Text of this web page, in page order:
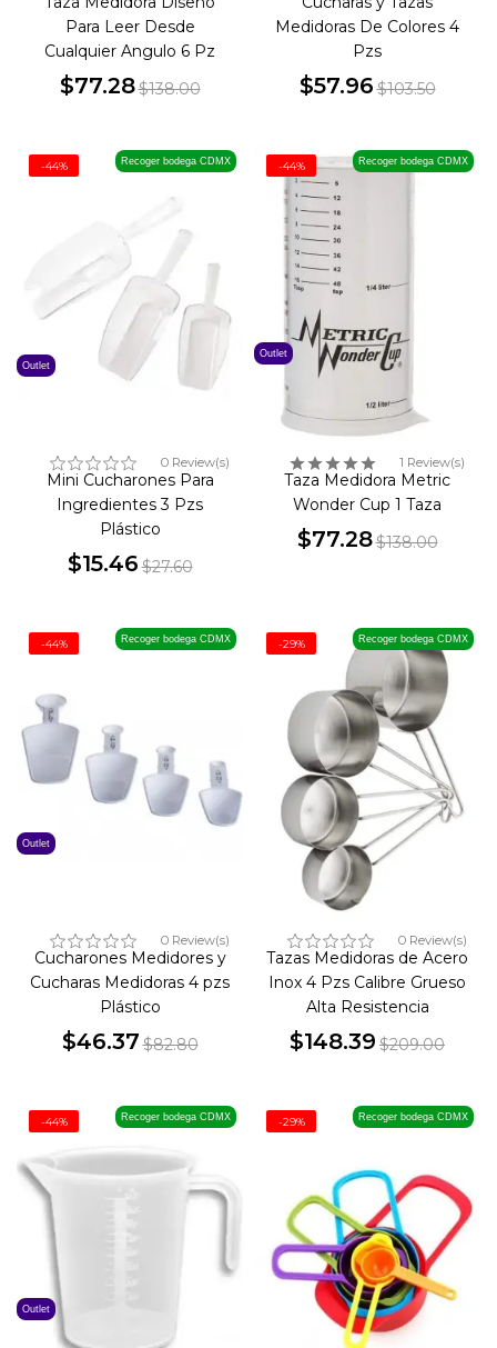
Para Leer Desde
Cualquier Angulo 6 Pz
$77.28$138.00
Medidoras De Colores 4
Pzs
$57.96$103.50
Outlet
Recoger bodega CDMX
0 Review(s)
Mini Cucharones Para
Ingredientes 3 Pzs
Plástico
$15.46$27.60
-44%
Outlet
Recoger bodega CDMX
1 Review(s)
Taza Medidora Metric
Wonder Cup 1 Taza
$77.28$138.00
-44%
Outlet
Recoger bodega CDMX
0 Review(s)
Cucharones Medidores y
Cucharas Medidoras 4 pzs
Plástico
$46.37$82.80
-44% Recoger bodega CDMX
0 Review(s)
Tazas Medidoras de Acero
Inox 4 Pzs Calibre Grueso
Alta Resistencia
$148.39 $209.00
-29%
Outlet
Recoger bodega CDMX
-44% Recoger bodega CDMX
-29%